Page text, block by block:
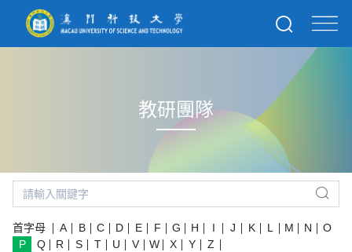
教研團隊
首字母 A B C D E F G H I J K L M N
O
P
Q R S T U V W X Y Z